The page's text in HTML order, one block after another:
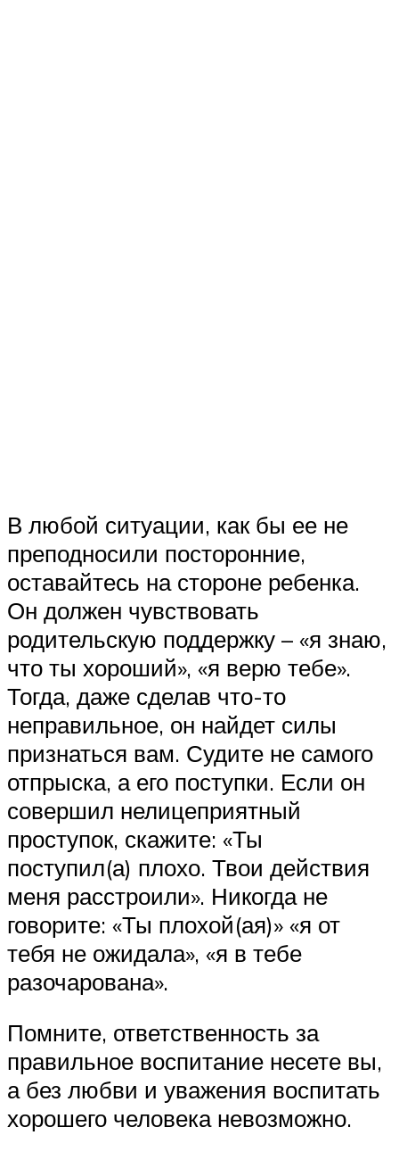
В любой ситуации, как бы ее не
преподносили посторонние,
оставайтесь на стороне ребенка.
Он должен чувствовать
родительскую поддержку – «я знаю,
что ты хороший», «я верю тебе».
Тогда, даже сделав что-то
неправильное, он найдет силы
признаться вам. Судите не самого
отпрыска, а его поступки. Если он
совершил нелицеприятный
проступок, скажите: «Ты
поступил(а) плохо. Твои действия
меня расстроили». Никогда не
говорите: «Ты плохой(ая)» «я от
тебя не ожидала», «я в тебе
разочарована».
Помните, ответственность за
правильное воспитание несете вы,
а без любви и уважения воспитать
хорошего человека невозможно.